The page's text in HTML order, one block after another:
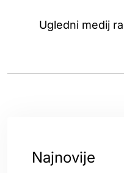
Ugledni medij
Najnovije